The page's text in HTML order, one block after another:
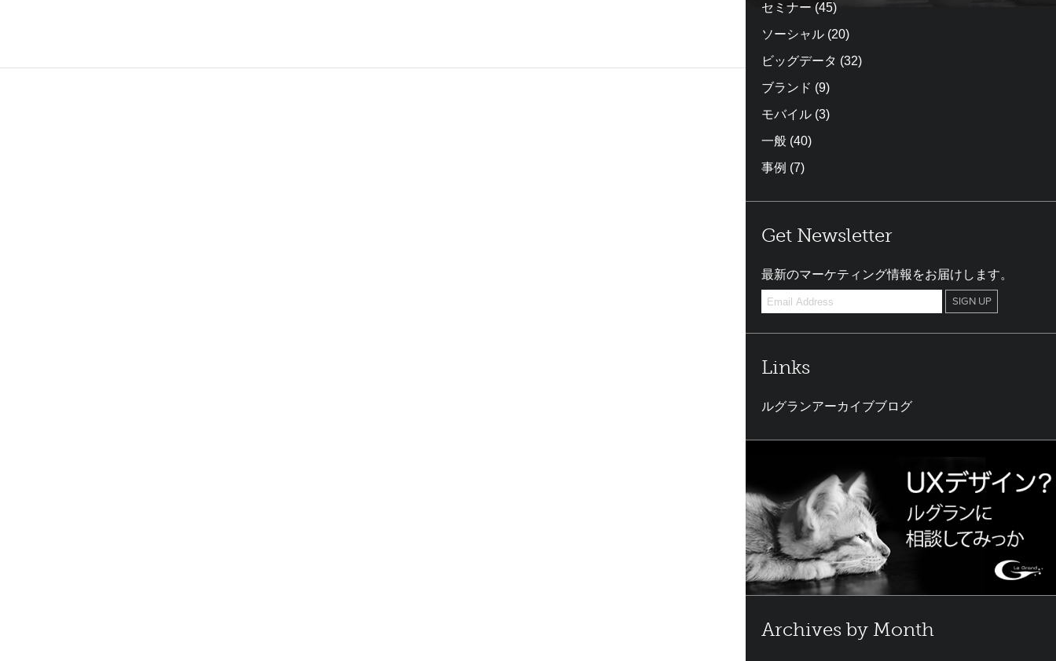
セミナー (45)
ソーシャル (20)
ビッグデータ (32)
ブランド (9)
モバイル (3)
一般 (40)
事例 (7)
Get Newsletter
最新のマーケティング情報をお届けします。
Links
ルグランアーカイブブログ
Archives by Month